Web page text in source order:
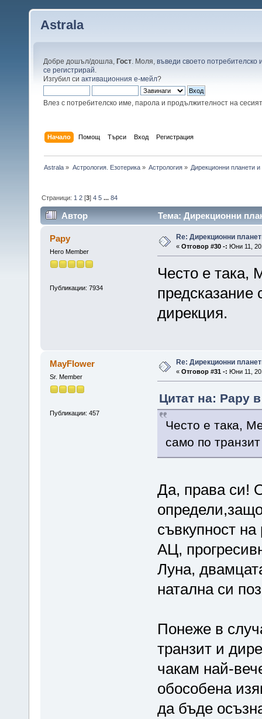
Astrala
Добре дошъл/дошла, Гост . Моля, въведи своето потребителско
се регистрирай
Изгубил си активационния е-мейл?
Влез с потребителско име, парола и продължителност на
Начало Помощ Търси Вход Регистрация
Astrala » Астрология. Езотерика» Астрология» Дирекционни планети и
Страници: 1 2 [3]4 5 ...84
Автор Тема: Дирекционни
Papy
Hero Member
Публикации: 7934
Re: Дирекционни
« Отговор #30 -: Юни 11,
Често е така,
предсказание
дирекция.
MayFlower
Sr. Member
Публикации: 457
Re: Дирекционни
« Отговор #31 -: Юни 11,
Цитат на: Papy
Често е така,
само по
Да, права си!
съвкупност
АЦ,
Луна,
натална си
Понеже в
транзит и
чакам най-
обособена
да бъде